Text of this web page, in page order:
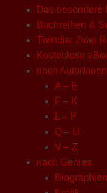
Das besondere
Buchreihen &
Twindie: Zwei
Kostenlose
nach AutorInnen
A – E
F – K
L – P
Q – U
V – Z
nach Genres
Biographien